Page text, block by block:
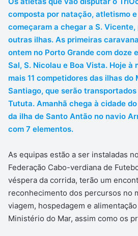
composta por natação, atletismo
começaram a chegar a S.
outras ilhas. As primeiras
ontem no Porto Grande com doze
Sal, S. Nicolau e Boa Vista. Hoje à
mais 11 competidores das ilhas do
Santiago, que serão
Tututa. Amanhã chega à cidade
da ilha de Santo Antão no navio
com 7 elementos.
As equipas estão a ser instaladas
Federação Cabo-verdiana de
véspera da corrida, terão um
reconhecimento dos percursos no
viagem, hospedagem e
Ministério do Mar, assim como os